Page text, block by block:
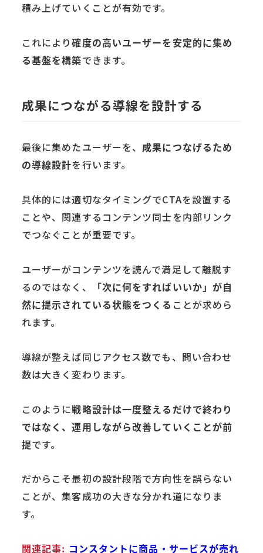
積み上げていくことが有効です。
これにより確度の高いユーザーを安定的に集め
る基盤を構築できます。
成果につながる導線を設計する
最後に集めたユーザーを、 成果につなげるため
の導線設計を行います。
具体的には適切なタイミングでCTAを設置する
ことや、関連するコンテンツ同士を内部リンク
でつなぐことが重要です。
ユーザーがコンテンツを読んで満足して離脱す
るのではなく、
「次に何をすればいいか」が自
然に提示されている状態をつくる ことが求めら
れます。
導線が整えば同じアクセス数でも、問い合わせ
数は大きく変わります。
このように戦略設計は一度整えるだけで終わり
ではなく、運用しながら改善していくことが前
提です。
だからこそ最初の設計段階で方向性を誤らない
ことが、集客成功の大きな分かれ道になりま
す。
関連記事: コンスタントに商品・サービスが売れ